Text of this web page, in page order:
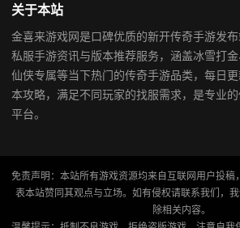
关于本站
金喜来游戏网是口碑优质的新开传奇手游发
私服手游资讯与版本推荐服务，涵盖冰雪打金
仙侠专属等当下热门的传奇手游品类，每日
本攻略，满足不同玩家的找服需求，是专业
平台。
免责声明：本站所有游戏资源均来自互联网用户投稿
表本站赞同其观点与立场。如有侵权请联系我们，
除相关内容。